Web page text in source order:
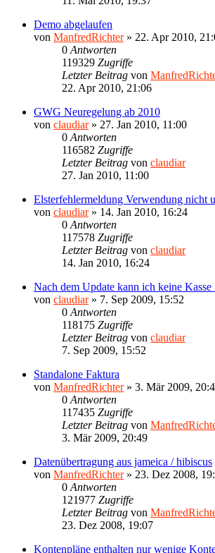
Demo abgelaufen
von ManfredRichter» 22. Apr 2010,
0 Antworten
119329 Zugriffe
Letzter Beitrag von
22. Apr 2010, 21:06
GWG Neuregelung ab 2010
von claudiar» 27. Jan 2010, 11:00
0 Antworten
116582 Zugriffe
Letzter Beitrag von claudiar
27. Jan 2010, 11:00
Elsterfehlermeldung Verwendung nicht
von claudiar» 14. Jan 2010, 16:24
0 Antworten
117578 Zugriffe
Letzter Beitrag von claudiar
14. Jan 2010, 16:24
Nach dem Update kann ich keine Kasse
von claudiar» 7. Sep 2009, 15:52
0 Antworten
118175 Zugriffe
Letzter Beitrag von claudiar
7. Sep 2009, 15:52
Standalone Faktura
von ManfredRichter» 3. Mär 2009,
0 Antworten
117435 Zugriffe
Letzter Beitrag von
3. Mär 2009, 20:49
Datenübertragung aus jameica / hibiscus
von ManfredRichter» 23. Dez 2008,
0 Antworten
121977 Zugriffe
Letzter Beitrag von
23. Dez 2008, 19:07
Kontenpläne enthalten nur wenige